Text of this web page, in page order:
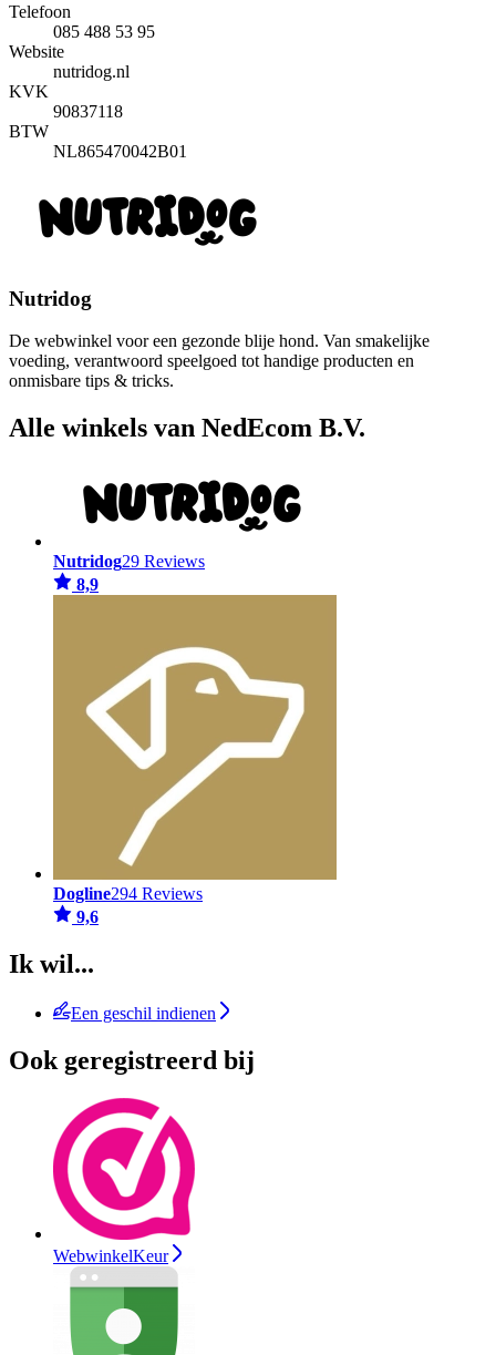
Telefoon
085 488 53 95
Website
nutridog.nl
KVK
90837118
BTW
NL865470042B01
Nutridog
De webwinkel voor een gezonde blije hond. Van smakelijke
voeding, verantwoord speelgoed tot handige producten en
onmisbare tips & tricks.
Alle winkels van NedEcom B.V.
Nutridog29 Reviews
8,9
Dogline294 Reviews
9,6
Ik wil...
Een geschil indienen
Ook geregistreerd bij
WebwinkelKeur